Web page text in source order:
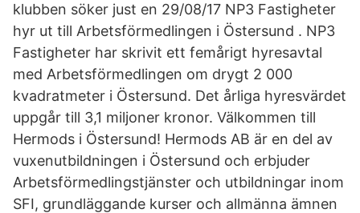
klubben söker just en 29/08/17 NP3 Fastigheter
hyr ut till Arbetsförmedlingen i Östersund . NP3
Fastigheter har skrivit ett femårigt hyresavtal
med Arbetsförmedlingen om drygt 2 000
kvadratmeter i Östersund. Det årliga hyresvärdet
uppgår till 3,1 miljoner kronor. Välkommen till
Hermods i Östersund! Hermods AB är en del av
vuxenutbildningen i Östersund och erbjuder
Arbetsförmedlingstjänster och utbildningar inom
SFI, grundläggande kurser och allmänna ämnen